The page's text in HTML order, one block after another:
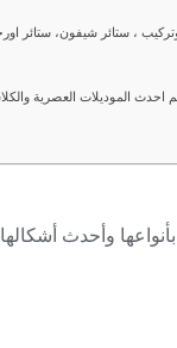
، ستائر شيفون، ستائر
الموديلات العصرية
بأنواعها وأحدث